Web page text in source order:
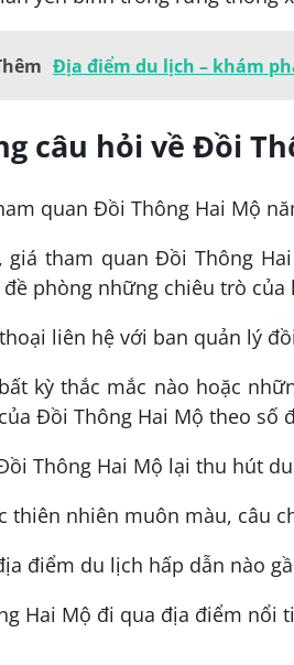
Địa điểm du lịch – khám
câu hỏi về Đồi
quan Đồi Thông Hai Mộ
giá tham quan Đồi Thông
đề phòng những chiêu trò của
liên hệ với ban quản lý đồi
kỳ thắc mắc nào hoặc
Đồi Thông Hai Mộ theo số
Thông Hai Mộ lại thu hút
thiên nhiên muôn màu, câu
điểm du lịch hấp dẫn nào
Hai Mộ đi qua địa điểm nổi